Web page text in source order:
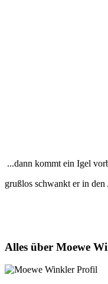
...dann kommt ein Igel
grußlos schwankt er in den
Alles über Moewe